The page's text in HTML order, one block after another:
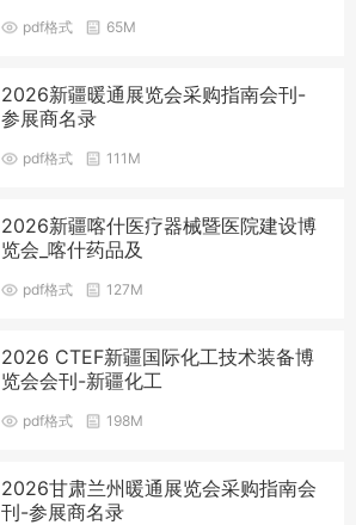
pdf格式 65M
2026新疆暖通展览会采购指南会刊-
参展商名录
pdf格式 111M
2026新疆喀什医疗器械暨医院建设博
览会_喀什药品及
pdf格式 127M
2026 CTEF新疆国际化工技术装备博
览会会刊-新疆化工
pdf格式 198M
2026甘肃兰州暖通展览会采购指南会
刊-参展商名录